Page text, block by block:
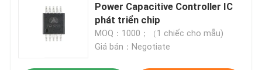
Power Capacitive Controller IC
phát triển chip
MOQ：1000；（1 chiếc cho mẫu)
Giá bán：Negotiate